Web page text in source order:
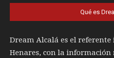
Qué es
Dream Alcalá es el
Henares, con la